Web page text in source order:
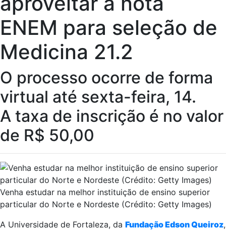
ENEM para seleção de
Medicina 21.2
O processo ocorre de forma
virtual até sexta-feira, 14.
A taxa de inscrição é no valor
de R$ 50,00
Venha estudar na melhor instituição de ensino superior
particular do Norte e Nordeste (Crédito: Getty Images)
A Universidade de Fortaleza, da Fundação Edson Queiroz,